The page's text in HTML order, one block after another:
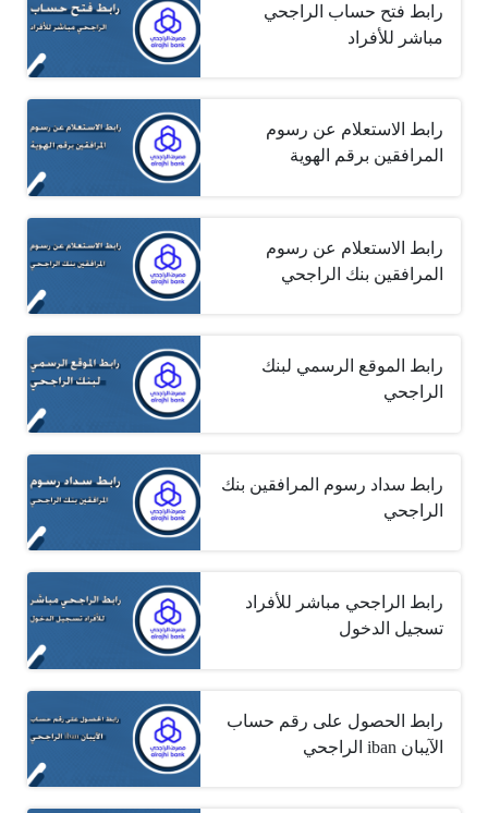
رابط فتح حساب الراجحي
مباشر للأفراد
رابط الاستعلام عن رسوم
المرافقين برقم الهوية
رابط الاستعلام عن رسوم
المرافقين بنك الراجحي
رابط الموقع الرسمي لبنك
الراجحي
رابط سداد رسوم المرافقين بنك
الراجحي
رابط الراجحي مباشر للأفراد
تسجيل الدخول
رابط الحصول على رقم حساب
الآيبان iban الراجحي